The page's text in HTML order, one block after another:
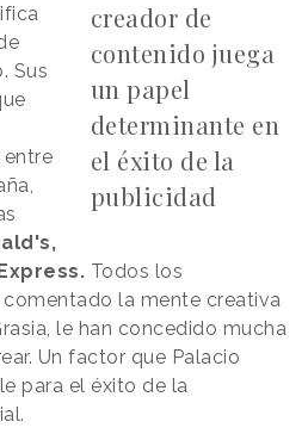
creador de
contenido juega
un papel
determinante en
el éxito de la
publicidad
Sus
Todos los
comentado la mente creativa
le han concedido mucha
Un factor que Palacio
para el éxito de la